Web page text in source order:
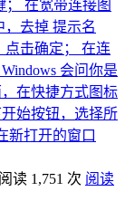
； 在宽带连接图
去掉 提示名
击确定； 在连
会问你是
在快捷方式图标
始按钮，选择所
新打开的窗口
阅读 1,751 次 阅读